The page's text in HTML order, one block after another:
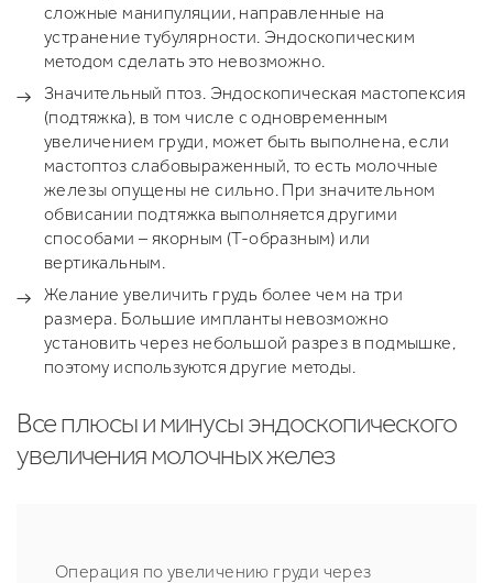
сложные манипуляции, направленные на
устранение тубулярности. Эндоскопическим
методом сделать это невозможно.
Значительный птоз. Эндоскопическая мастопексия
(подтяжка), в том числе с одновременным
увеличением груди, может быть выполнена, если
мастоптоз слабовыраженный, то есть молочные
железы опущены не сильно. При значительном
обвисании подтяжка выполняется другими
способами – якорным (Т-образным) или
вертикальным.
Желание увеличить грудь более чем на три
размера. Большие импланты невозможно
установить через небольшой разрез в подмышке,
поэтому используются другие методы.
Все плюсы и минусы эндоскопического
увеличения молочных желез
Операция по увеличению груди через